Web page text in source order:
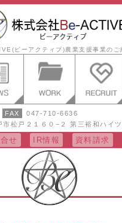
ビーアクティブ)農業支援事業のご
FAX
047-710-6636
松戸２１６０−２ 第三裕和ハイ
せ IR情報 資料請求